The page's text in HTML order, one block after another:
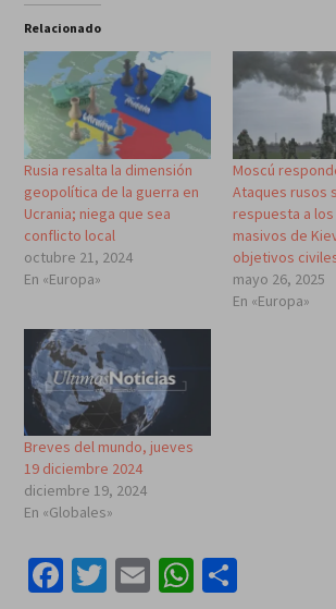
Relacionado
Rusia resalta la dimensión
geopolítica de la guerra en
Ucrania; niega que sea
conflicto local
octubre 21, 2024
En «Europa»
Moscú
Ataques rusos
respuesta a
masivos de
objetivos
mayo 26, 2025
En «Europa»
Breves del mundo, jueves
19 diciembre 2024
diciembre 19, 2024
En «Globales»
Facebook
Twitter
EmailWhatsApp